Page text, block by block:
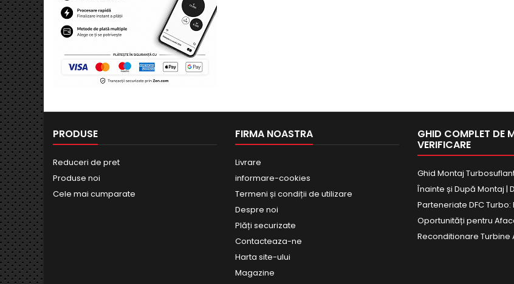
PRODUSE
Reduceri de pret
Produse noi
Cele mai cumparate
FIRMA NOASTRA
Livrare
informare-cookies
Termeni și condiții de utilizare
Despre noi
Plăți securizate
Contacteaza-ne
Harta site-ului
Magazine
GHID COMPLET DE
VERIFICARE
Ghid Montaj
Înainte și După Montaj |
Parteneriate DFC Turbo:
Oportunități pentru
Reconditionare Turbine